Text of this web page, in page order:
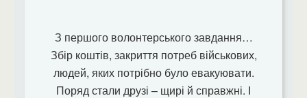
З першого волонтерського завдання…
Збір коштів, закриття потреб військових,
людей, яких потрібно було евакуювати.
Поряд стали друзі – щирі й справжні. І